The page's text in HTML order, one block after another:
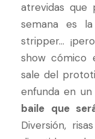
atrevidas
semana es
stripper…
show cómico
sale del
enfunda en
baile que
Diversión,